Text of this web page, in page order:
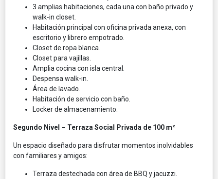
3 amplias habitaciones, cada una con baño privado y
walk-in closet.
Habitación principal con oficina privada anexa, con
escritorio y librero empotrado.
Closet de ropa blanca.
Closet para vajillas.
Amplia cocina con isla central.
Despensa walk-in.
Área de lavado.
Habitación de servicio con baño.
Locker de almacenamiento.
Segundo Nivel – Terraza Social Privada de 100 m²
Un espacio diseñado para disfrutar momentos inolvidables
con familiares y amigos:
Terraza destechada con área de BBQ y jacuzzi.